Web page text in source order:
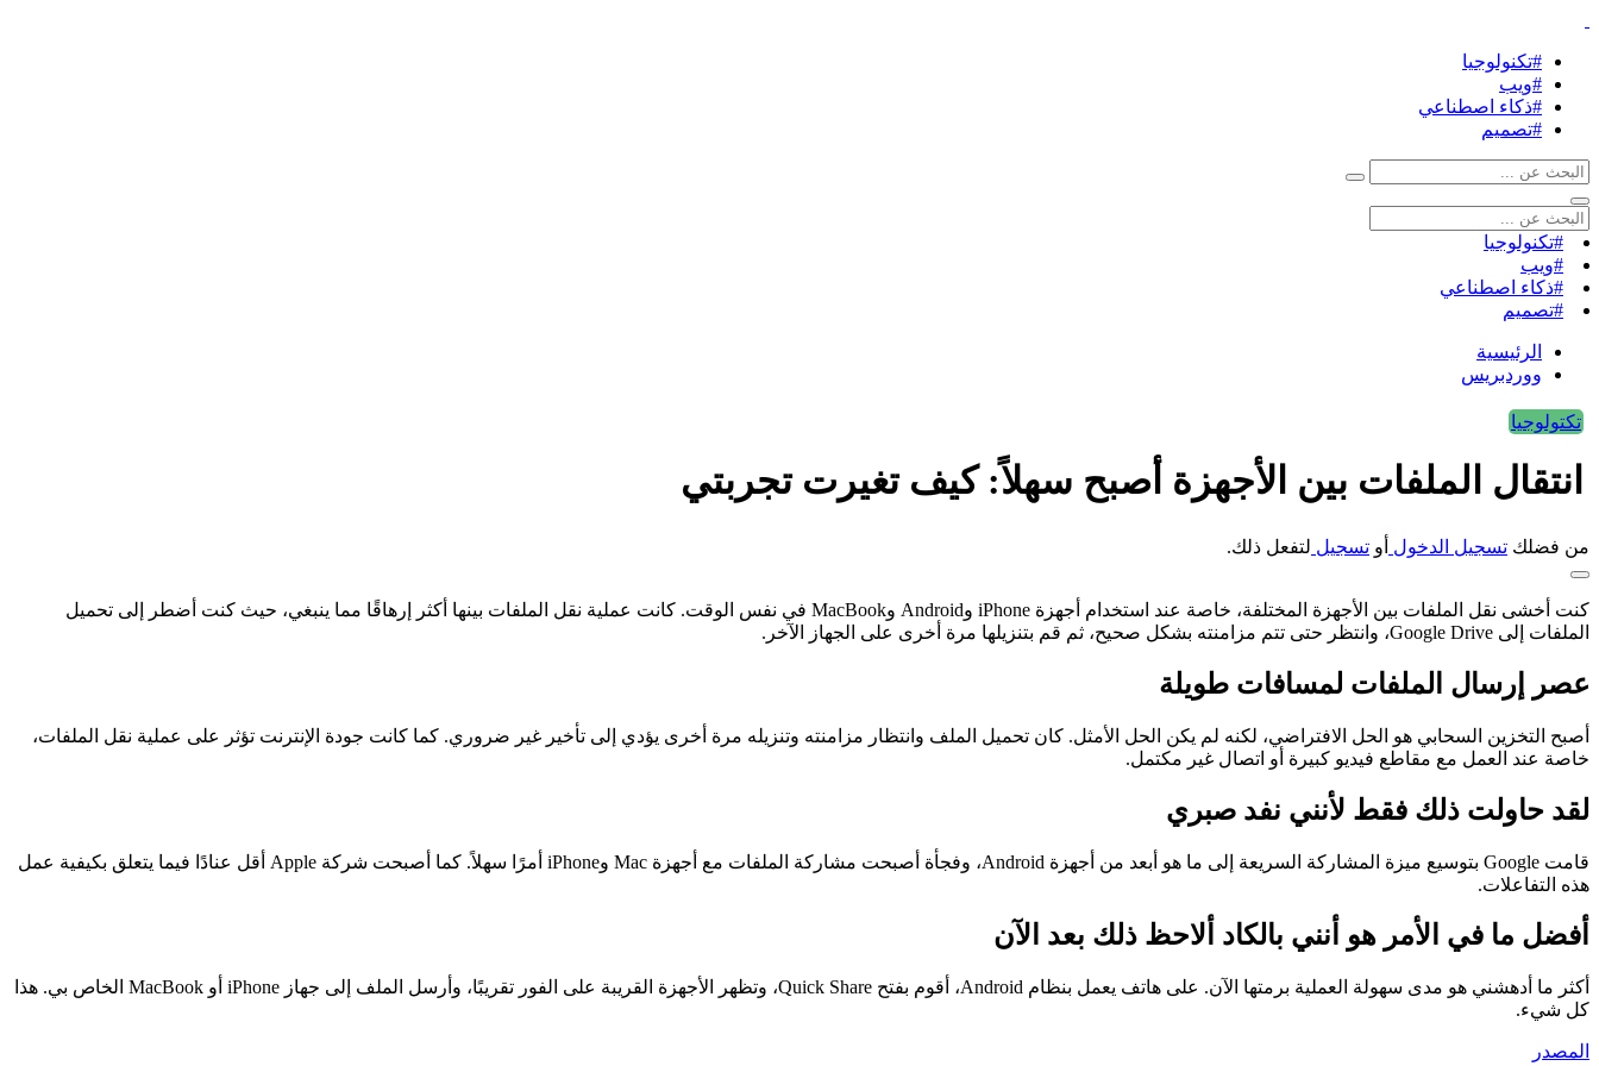
#تكنولوجيا
#ويب
#ذكاء اصطناعي
#تصميم
#تكنولوجيا
#ويب
#ذكاء اصطناعي
#تصميم
الرئيسية
ووردبريس
تكتولوجيا
انتقال الملفات بين الأجهزة أصبح سهلاً: كيف تغيرت تجربتي
من فضلك تسجيل الدخول أو تسجيل لتفعل ذلك.
كنت أخشى نقل الملفات بين الأجهزة المختلفة، خاصة عند استخدام أجهزة iPhone وAndroid وMacBook في نفس الوقت. كانت عملية نقل الملفات بينها أكثر إرهاقًا مما ينبغي، حيث كنت أضطر إلى تحميل
الملفات إلى Google Drive، وانتظر حتى تتم مزامنته بشكل صحيح، ثم قم بتنزيلها مرة أخرى على الجهاز الآخر.
عصر إرسال الملفات لمسافات طويلة
أصبح التخزين السحابي هو الحل الافتراضي، لكنه لم يكن الحل الأمثل. كان تحميل الملف وانتظار مزامنته وتنزيله مرة أخرى يؤدي إلى تأخير غير ضروري. كما كانت جودة الإنترنت تؤثر على عملية نقل الملفات،
خاصة عند العمل مع مقاطع فيديو كبيرة أو اتصال غير مكتمل.
لقد حاولت ذلك فقط لأنني نفد صبري
قامت Google بتوسيع ميزة المشاركة السريعة إلى ما هو أبعد من أجهزة Android، وفجأة أصبحت مشاركة الملفات مع أجهزة Mac وiPhone أمرًا سهلاً. كما أصبحت شركة Apple أقل عنادًا فيما يتعلق بكيفية عمل
هذه التفاعلات.
أفضل ما في الأمر هو أنني بالكاد ألاحظ ذلك بعد الآن
أكثر ما أدهشني هو مدى سهولة العملية برمتها الآن. على هاتف يعمل بنظام Android، أقوم بفتح Quick Share، وتظهر الأجهزة القريبة على الفور تقريبًا، وأرسل الملف إلى جهاز iPhone أو MacBook الخاص بي. هذا
كل شيء.
المصدر